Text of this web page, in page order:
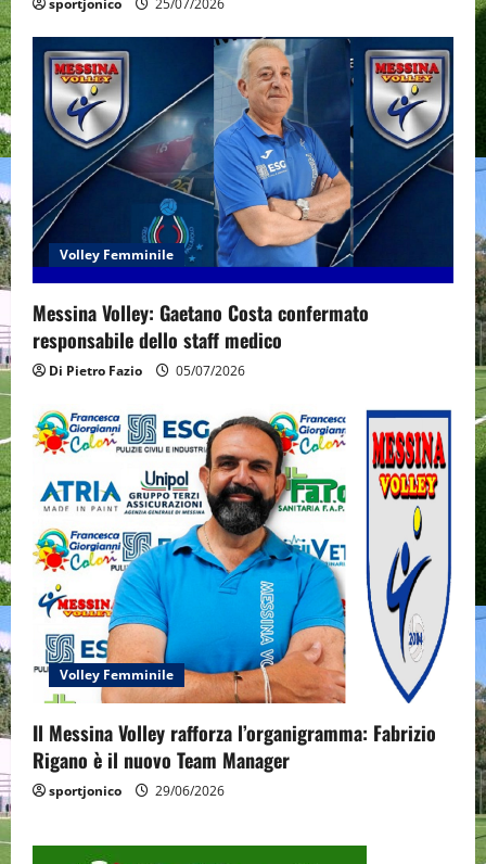
sportjonico 25/07/2026
Volley Femminile
Messina Volley: Gaetano Costa confermato
responsabile dello staff medico
Di Pietro Fazio 05/07/2026
Volley Femminile
Il Messina Volley rafforza l’organigramma: Fabrizio
Rigano è il nuovo Team Manager
sportjonico 29/06/2026